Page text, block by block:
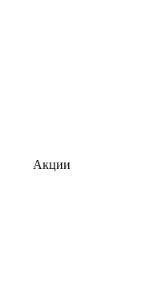
Акции